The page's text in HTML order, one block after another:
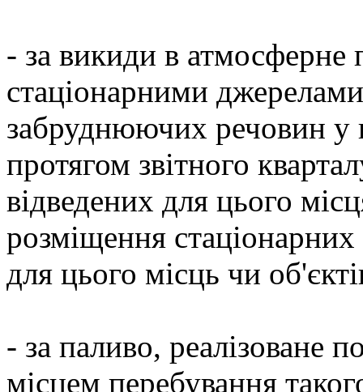
- за викиди в
стаціонарними
забруднюючих речовин у
протягом звітного
відведених для цього
розміщення
для цього місць чи
- за паливо, реалізоване
місцем перебування